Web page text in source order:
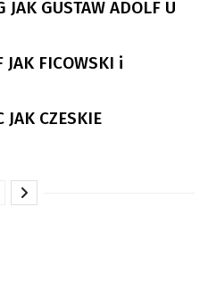
GUSTAW ADOLF U
FICOWSKI i
CZESKIE